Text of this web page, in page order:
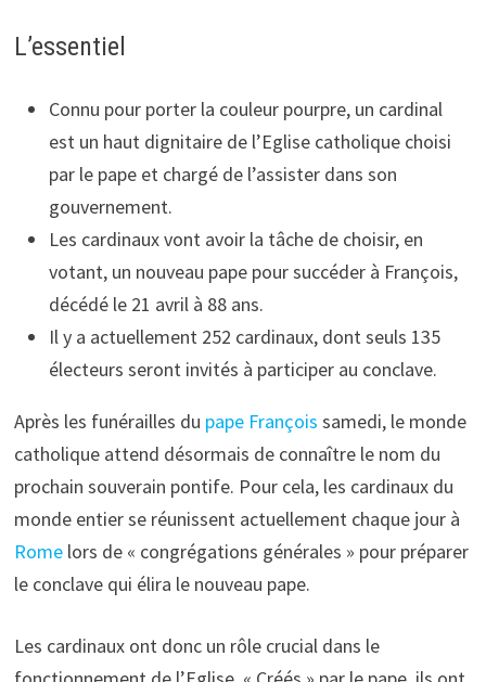
L’essentiel
Connu pour porter la couleur pourpre, un cardinal
est un haut dignitaire de l’Eglise catholique choisi
par le pape et chargé de l’assister dans son
gouvernement.
Les cardinaux vont avoir la tâche de choisir, en
votant, un nouveau pape pour succéder à François,
décédé le 21 avril à 88 ans.
Il y a actuellement 252 cardinaux, dont seuls 135
électeurs seront invités à participer au conclave.
Après les funérailles du pape François samedi, le monde
catholique attend désormais de connaître le nom du
prochain souverain pontife. Pour cela, les cardinaux du
monde entier se réunissent actuellement chaque jour à
Romelors de « congrégations générales » pour préparer
le conclave qui élira le nouveau pape.
Les cardinaux ont donc un rôle crucial dans le